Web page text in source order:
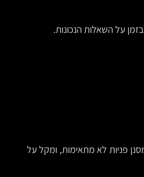
על השאלות הנכונות.
פניות לא מתאימות, ומקל על